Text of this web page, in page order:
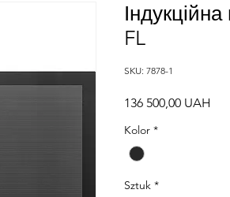
FL
SKU: 7878-1
136 500,00 UAH
Kolor *
Sztuk *